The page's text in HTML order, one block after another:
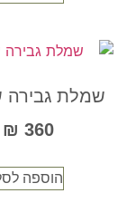
שמלת גבירה
360
₪
הוספה